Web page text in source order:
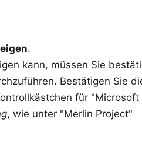
.
kann, müssen Sie
Bestätigen Sie
für "Microsoft
, wie unter "Merlin Project"